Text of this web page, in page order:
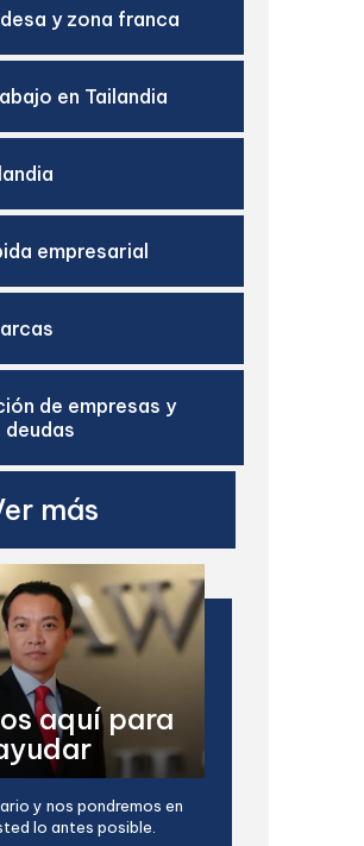
y zona franca
en Tailandia
empresarial
de empresas y
deudas
más
aquí para
y nos pondremos en
lo antes posible.